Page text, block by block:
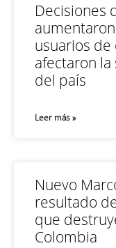
Decisiones
usuarios de
afectaron
del país
Leer más »
Nuevo
resultado
que
Colombia